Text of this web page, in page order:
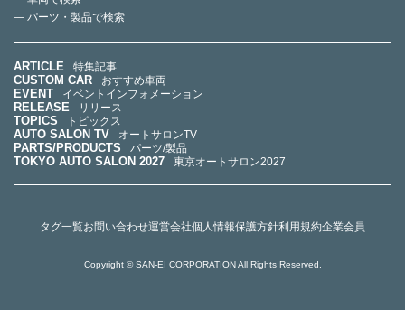
— パーツ・製品で検索
ARTICLE 特集記事
CUSTOM CAR おすすめ車両
EVENT イベントインフォメーション
RELEASE リリース
TOPICS トピックス
AUTO SALON TV オートサロンTV
PARTS/PRODUCTS パーツ/製品
TOKYO AUTO SALON 2027 東京オートサロン2027
タグ一覧お問い合わせ運営会社個人情報保護方針利用規約企業会員
Copyright © SAN-EI CORPORATION All Rights Reserved.